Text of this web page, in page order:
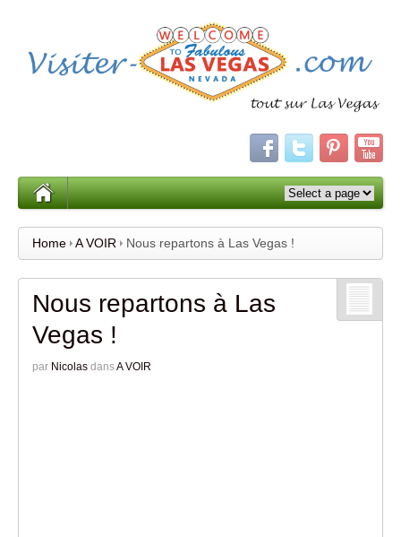
Home A VOIR Nous repartons à Las Vegas !
Nous repartons à Las
Vegas !
par Nicolas dansA VOIR